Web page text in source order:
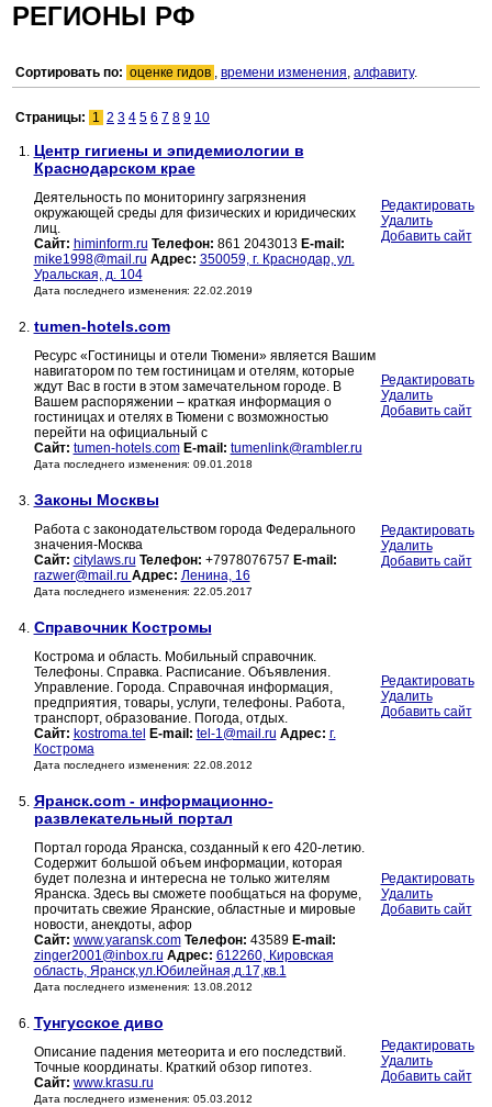
РЕГИОНЫ РФ
Сортировать по: оценке гидов , времени изменения, алфавиту.
Страницы: 1 2 3 4 5 6 7 8 9 10
1. Центр гигиены и эпидемиологии в
Краснодарском крае
Деятельность по мониторингу загрязнения
окружающей среды для физических и юридических
лиц.
Сайт: himinform.ru Телефон: 861 2043013 E-mail:
mike1998@mail.ru Адрес: 350059, г. Краснодар, ул.
Уральская, д. 104
Дата последнего изменения: 22.02.2019
Редактировать
Удалить
Добавить сайт
2. tumen-hotels.com
Ресурс «Гостиницы и отели Тюмени» является Вашим
навигатором по тем гостиницам и отелям, которые
ждут Вас в гости в этом замечательном городе. В
Вашем распоряжении – краткая информация о
гостиницах и отелях в Тюмени с возможностью
перейти на официальный с
Сайт: tumen-hotels.com E-mail: tumenlink@rambler.ru
Дата последнего изменения: 09.01.2018
Редактировать
Удалить
Добавить сайт
3. Законы Москвы
Работа с законодательством города Федерального
значения-Москва
Сайт: citylaws.ru Телефон: +7978076757 E-mail:
razwer@mail.ru Адрес: Ленина, 16
Дата последнего изменения: 22.05.2017
Редактировать
Удалить
Добавить сайт
4. Справочник Костромы
Кострома и область. Мобильный справочник.
Телефоны. Справка. Расписание. Объявления.
Управление. Города. Справочная информация,
предприятия, товары, услуги, телефоны. Работа,
транспорт, образование. Погода, отдых.
Сайт: kostroma.tel E-mail: tel-1@mail.ru Адрес: г.
Кострома
Дата последнего изменения: 22.08.2012
Редактировать
Удалить
Добавить сайт
5. Яранск.com - информационно-
развлекательный портал
Портал города Яранска, созданный к его 420-летию.
Содержит большой объем информации, которая
будет полезна и интересна не только жителям
Яранска. Здесь вы сможете пообщаться на форуме,
прочитать свежие Яранские, областные и мировые
новости, анекдоты, афор
Сайт: www.yaransk.com Телефон: 43589 E-mail:
zinger2001@inbox.ru Адрес: 612260, Кировская
область, Яранск,ул.Юбилейная,д.17,кв.1
Дата последнего изменения: 13.08.2012
Редактировать
Удалить
Добавить сайт
6. Тунгусское диво
Описание падения метеорита и его последствий.
Точные координаты. Краткий обзор гипотез.
Сайт: www.krasu.ru
Дата последнего изменения: 05.03.2012
Редактировать
Удалить
Добавить сайт